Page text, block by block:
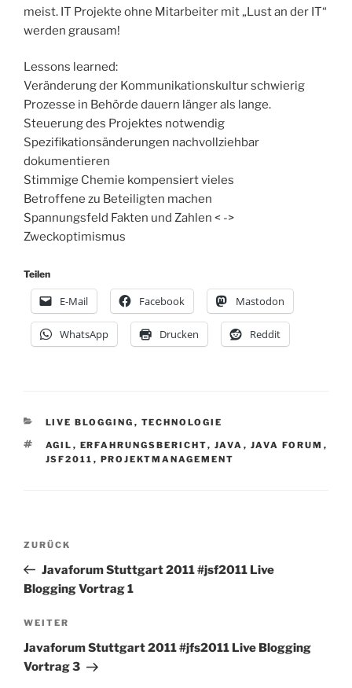
meist. IT Projekte ohne Mitarbeiter mit „Lust an der IT“
werden grausam!
Lessons learned:
Veränderung der Kommunikationskultur schwierig
Prozesse in Behörde dauern länger als lange.
Steuerung des Projektes notwendig
Spezifikationsänderungen nachvollziehbar
dokumentieren
Stimmige Chemie kompensiert vieles
Betroffene zu Beteiligten machen
Spannungsfeld Fakten und Zahlen < ->
Zweckoptimismus
Teilen
E-Mail Facebook Mastodon
WhatsApp Drucken Reddit
KATEGORIEN
LIVE BLOGGING , TECHNOLOGIE
SCHLAGWÖRTER
AGIL , ERFAHRUNGSBERICHT, JAVA , JAVA FORUM ,
JSF2011 , PROJEKTMANAGEMENT
Beitragsnavigation
Vorheriger
Beitrag
ZURÜCK
Javaforum Stuttgart 2011 #jsf2011 Live
Blogging Vortrag 1
Nächster
Beitrag
WEITER
Javaforum Stuttgart 2011 #jfs2011 Live Blogging
Vortrag 3